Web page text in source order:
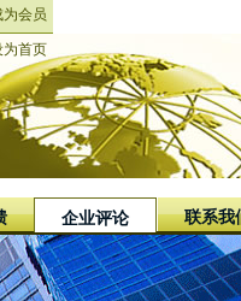
会员
为首页
企业评论 联系我